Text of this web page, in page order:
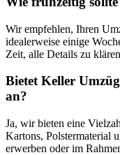
Wir empfehlen, Ihren
idealerweise einige
Zeit, alle Details zu
Bietet Keller
an?
Ja, wir bieten eine
Kartons, Polstermaterial
erwerben oder im